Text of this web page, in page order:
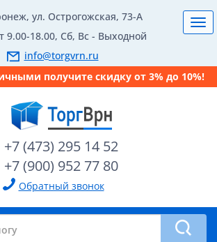
ул. Острогожская, 73-А
9.00-18.00, Сб, Вс - Выходной
info@torgvrn.ru
получите скидку от 3% до 10%!
+7 (473) 295 14 52
+7 (900) 952 77 80
Обратный звонок